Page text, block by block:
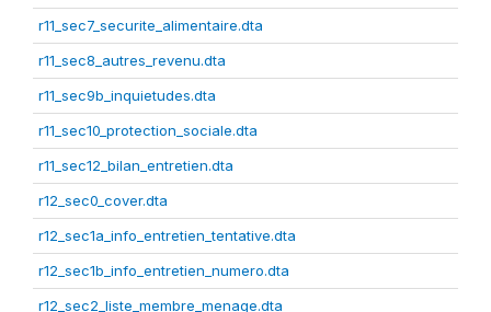
r11_sec7_securite_alimentaire.dta
r11_sec8_autres_revenu.dta
r11_sec9b_inquietudes.dta
r11_sec10_protection_sociale.dta
r11_sec12_bilan_entretien.dta
r12_sec0_cover.dta
r12_sec1a_info_entretien_tentative.dta
r12_sec1b_info_entretien_numero.dta
r12_sec2_liste_membre_menage.dta